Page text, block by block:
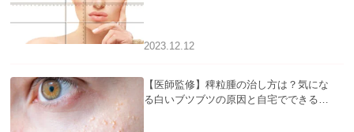
2023.12.12
【医師監修】稗粒腫の治し方は？気にな
る白いブツブツの原因と自宅でできるケ